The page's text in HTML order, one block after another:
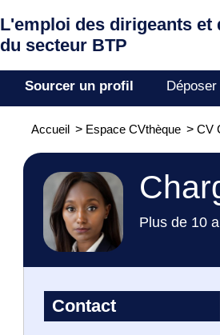
L'emploi des dirigeants et
du secteur BTP
Sourcer un profil
Accueil > Espace CVthèque > CV
Plus de 10
Contact